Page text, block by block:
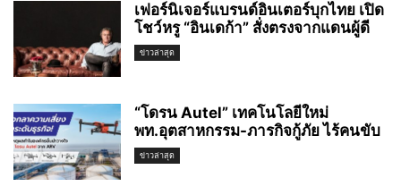
เฟอร์นิเจอร์แบรนด์อินเตอร์บุกไทย เปิด
โชว์หรู “อินเดก้า” สั่งตรงจากแดนผู้ดี
ข่าวล่าสุด
“โดรน Autel” เทคโนโลยีใหม่
พท.อุตสาหกรรม-ภารกิจกู้ภัย ไร้คนขับ
ข่าวล่าสุด